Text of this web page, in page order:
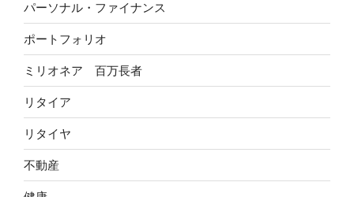
パーソナル・ファイナンス
ポートフォリオ
ミリオネア 百万長者
リタイア
リタイヤ
不動産